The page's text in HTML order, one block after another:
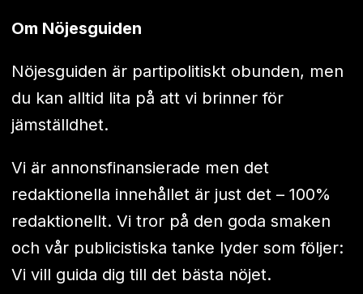
Om Nöjesguiden
Nöjesguiden är partipolitiskt obunden, men
du kan alltid lita på att vi brinner för
jämställdhet.
Vi är annonsfinansierade men det
redaktionella innehållet är just det – 100%
redaktionellt. Vi tror på den goda smaken
och vår publicistiska tanke lyder som följer:
Vi vill guida dig till det bästa nöjet.